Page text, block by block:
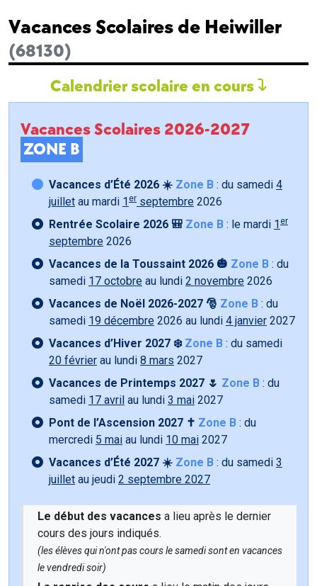
Vacances Scolaires de Heiwiller
(68130)
Calendrier scolaire en cours
Vacances Scolaires 2026-2027
ZONE B
Vacances d’Été 2026 ☀️ Zone B : du samedi 4
juillet au mardi 1 er septembre 2026
Rentrée Scolaire 2026 🎒 Zone B : le mardi 1 er
septembre 2026
Vacances de la Toussaint 2026 🎃 Zone B : du
samedi 17 octobre au lundi 2 novembre 2026
Vacances de Noël 2026-2027 🎅 Zone B : du
samedi 19 décembre 2026 au lundi 4 janvier 2027
Vacances d’Hiver 2027 ❄️ Zone B : du samedi
20 février au lundi 8 mars 2027
Vacances de Printemps 2027 🌷 Zone B : du
samedi 17 avril au lundi 3 mai 2027
Pont de l’Ascension 2027 ✝️ Zone B : du
mercredi 5 mai au lundi 10 mai 2027
Vacances d’Été 2027 ☀️ Zone B : du samedi 3
juillet au jeudi 2 septembre 2027
Le début des vacances a lieu après le dernier
cours des jours indiqués.
(les élèves qui n'ont pas cours le samedi sont en vacances
le vendredi soir)